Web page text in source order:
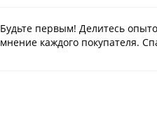
Будьте первым! Делитесь
мнение каждого покупателя.